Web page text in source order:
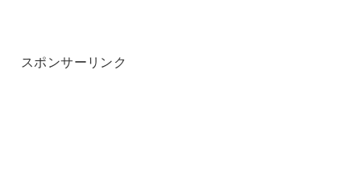
スポンサーリンク